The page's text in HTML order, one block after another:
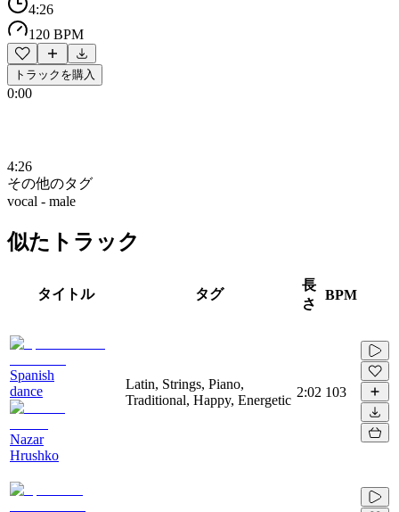
4:26
120 BPM
トラックを購入
0:00
4:26
その他のタグ
vocal - male
似たトラック
タイトル タグ
長
さ
BPM
Spanish
dance
Nazar
Hrushko
Latin, Strings, Piano,
Traditional, Happy, Energetic
2:02 103